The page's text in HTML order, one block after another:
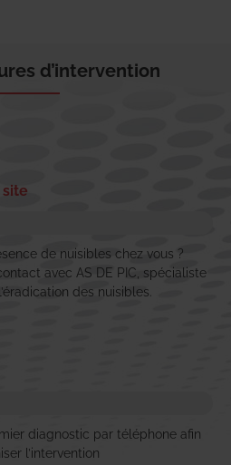
d’intervention
de nuisibles chez vous ?
avec AS DE PIC, spécialiste
des nuisibles.
diagnostic par téléphone afin
l’intervention